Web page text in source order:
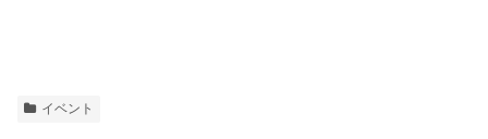
イベント